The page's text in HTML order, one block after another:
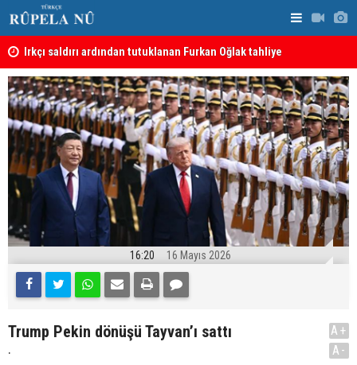
Irkçı saldırı ardından tutuklanan Furkan Oğlak tahliye
edildi
16:20 16 Mayıs 2026
Trump Pekin dönüşü Tayvan’ı sattı
.
A+
A-